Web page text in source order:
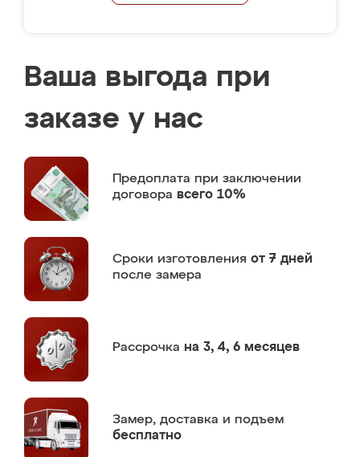
Ваша выгода при
заказе у нас
Предоплата при заключении
договора всего 10%
Сроки изготовления от 7 дней
после замера
Рассрочка на 3, 4, 6 месяцев
Замер, доставка и подъем
бесплатно